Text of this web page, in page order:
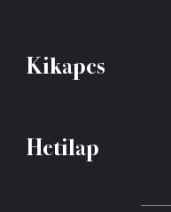
Kikapcs
Hetilap